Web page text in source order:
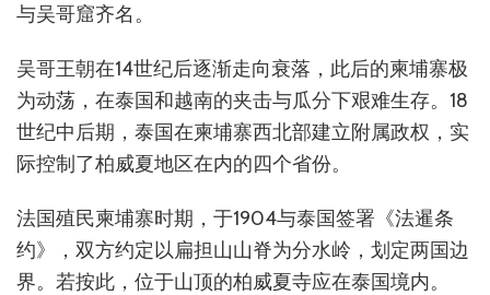
与吴哥窟齐名。
吴哥王朝在14世纪后逐渐走向衰落，此后的柬埔寨极
为动荡，在泰国和越南的夹击与瓜分下艰难生存。18
世纪中后期，泰国在柬埔寨西北部建立附属政权，实
际控制了柏威夏地区在内的四个省份。
法国殖民柬埔寨时期，于1904与泰国签署《法暹条
约》，双方约定以扁担山山脊为分水岭，划定两国边
界。若按此，位于山顶的柏威夏寺应在泰国境内。